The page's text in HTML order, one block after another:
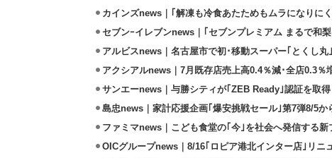
カインズnews｜｢解凍も冷食あたためもムラになりに
セブンｰイレブンnews｜｢セブンプレミアム まるで和
アルビスnews｜名古屋市で初･移動スーパー｢とくし丸
アクシアルnews｜7月既存店売上高0.4％減･全店0.3％
サンエーnews｜与勝シティが｢ZEB Ready｣認証を取得
島忠news｜家計応援企画｢爆安挑戦セール｣第7弾8/5か
ファミマnews｜こども食堂の｢今｣を社会へ発信する新
OICグループnews｜8/16｢ロピア港北インター店｣リニ